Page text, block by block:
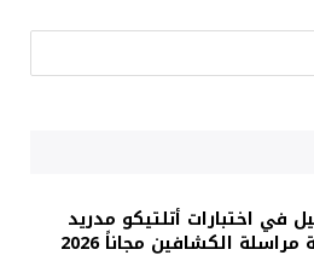
في اختبارات أتلتيكو مدريد
الكشافين مجاناً 2026